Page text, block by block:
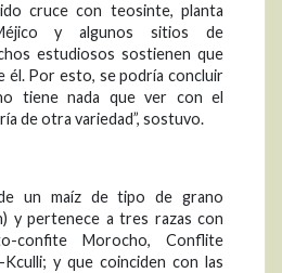
cruce con teosinte, planta
y algunos sitios de
estudiosos sostienen que
él. Por esto, se podría concluir
tiene nada que ver con el
de otra variedad”, sostuvo.
un maíz de tipo de grano
y pertenece a tres razas con
confite Morocho, Conflite
y que coinciden con las